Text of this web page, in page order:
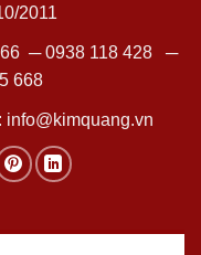
2011
─0938 118 428─
668
info@kimquang.vn